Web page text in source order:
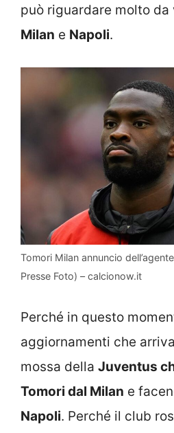
può riguardare molto da
Milan e Napoli.
Tomori Milan annuncio
Presse Foto) – calcionow.it
Perché in questo
aggiornamenti che
mossa della Juventus
Tomori dal Milan e
Napoli. Perché il club